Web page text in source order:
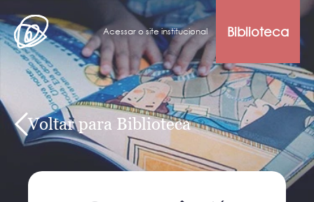
Acessar o site institucional Biblioteca
Voltar para Biblioteca